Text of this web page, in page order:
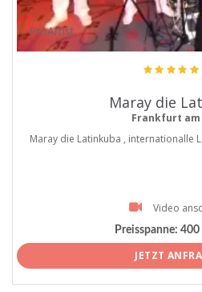
ProArtist
Maray die
Frankfurt am
Maray die Latinkuba , internationalle
Video
Preisspanne: 400
JETZT